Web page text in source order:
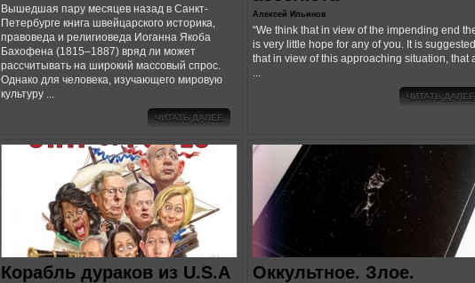
Вышедшая пару месяцев назад в Санкт-
Петербурге книга швейцарского историка,
правоведа и религиоведа Иоганна Якоба
Бахофена (1815–1887) вряд ли может
рассчитывать на широкий массовый спрос.
Однако для человека, изучающего мировую
культуру ...
ЧИТАТЬ ДАЛЕЕ
Алексей Ильинов
“We think that in view of the impending end
is very little hope for any of you. It is suggested
that in view of this approaching situation, that
...
ЧИТАТЬ ДАЛЕЕ
Корабль дураков из U.S.A
Оккультное. Злое.